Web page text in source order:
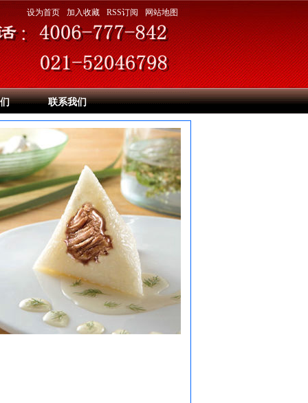
设为首页 加入收藏 RSS订阅 网站地图
联系我们